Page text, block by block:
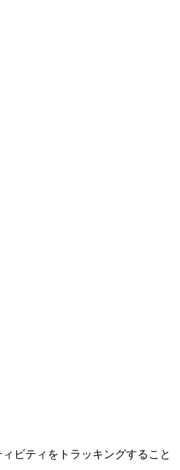
ビティをトラッキングすること